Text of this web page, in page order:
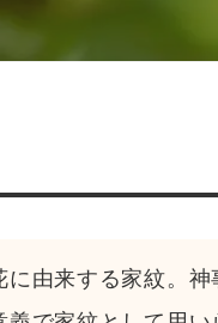
由来する家紋。神